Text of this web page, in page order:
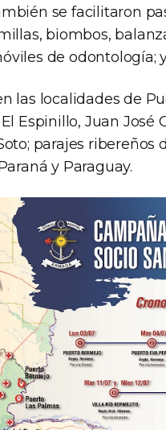
se facilitaron
biombos,
de odontología;
las localidades de
Espinillo, Juan José
parajes
y Paraguay.